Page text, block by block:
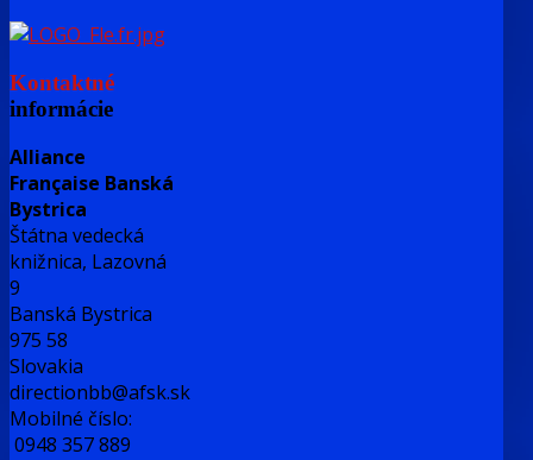
Kontaktné
informácie
Alliance
Française Banská
Bystrica
Štátna vedecká
knižnica, Lazovná
9
Banská Bystrica
975 58
Slovakia
directionbb@afsk.sk
Mobilné číslo:
0948 357 889